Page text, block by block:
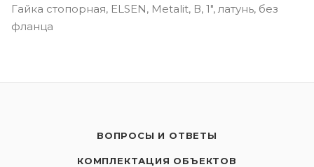
Гайка стопорная, ELSEN, Metalit, В, 1", латунь, без
фланца
ВОПРОСЫ И ОТВЕТЫ
КОМПЛЕКТАЦИЯ ОБЪЕКТОВ